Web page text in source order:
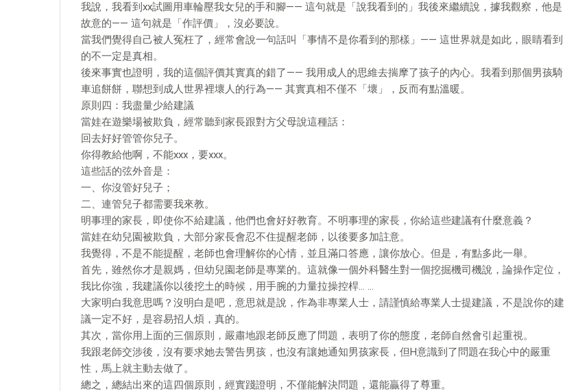
我說，我看到xx試圖用車輪壓我女兒的手和腳—— 這句就是「說我看到的」我後來繼續說，據我觀察，他是
故意的—— 這句就是「作評價」，沒必要說。
當我們覺得自己被人冤枉了，經常會說一句話叫「事情不是你看到的那樣」—— 這世界就是如此，眼睛看到
的不一定是真相。
後來事實也證明，我的這個評價其實真的錯了—— 我用成人的思維去揣摩了孩子的內心。我看到那個男孩騎
車追餅餅，聯想到成人世界裡壞人的行為—— 其實真相不僅不「壞」，反而有點溫暖。
原則四：我盡量少給建議
當娃在遊樂場被欺負，經常聽到家長跟對方父母說這種話：
回去好好管管你兒子。
你得教給他啊，不能xxx，要xxx。
這些話的弦外音是：
一、你沒管好兒子；
二、連管兒子都需要我來教。
明事理的家長，即使你不給建議，他們也會好好教育。不明事理的家長，你給這些建議有什麼意義？
當娃在幼兒園被欺負，大部分家長會忍不住提醒老師，以後要多加註意。
我覺得，不是不能提醒，老師也會理解你的心情，並且滿口答應，讓你放心。但是，有點多此一舉。
首先，雖然你才是親媽，但幼兒園老師是專業的。這就像一個外科醫生對一個挖掘機司機說，論操作定位，
我比你強，我建議你以後挖土的時候，用手腕的力量拉操控桿… …
大家明白我意思嗎？沒明白是吧，意思就是說，作為非專業人士，請謹慎給專業人士提建議，不是說你的建
議一定不好，是容易招人煩，真的。
其次，當你用上面的三個原則，嚴肅地跟老師反應了問題，表明了你的態度，老師自然會引起重視。
我跟老師交涉後，沒有要求她去警告男孩，也沒有讓她通知男孩家長，但H意識到了問題在我心中的嚴重
性，馬上就主動去做了。
總之，總結出來的這四個原則，經實踐證明，不僅能解決問題，還能贏得了尊重。